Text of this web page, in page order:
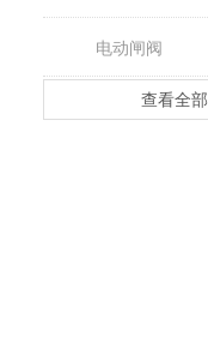
电动闸阀
查看全部